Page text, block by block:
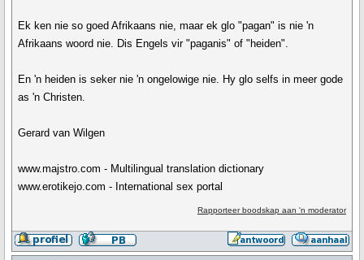
Ek ken nie so goed Afrikaans nie, maar ek glo "pagan" is nie 'n
Afrikaans woord nie. Dis Engels vir "paganis" of "heiden".
En 'n heiden is seker nie 'n ongelowige nie. Hy glo selfs in meer gode
as 'n Christen.
Gerard van Wilgen
www.majstro.com - Multilingual translation dictionary
www.erotikejo.com - International sex portal
Rapporteer boodskap aan 'n moderator